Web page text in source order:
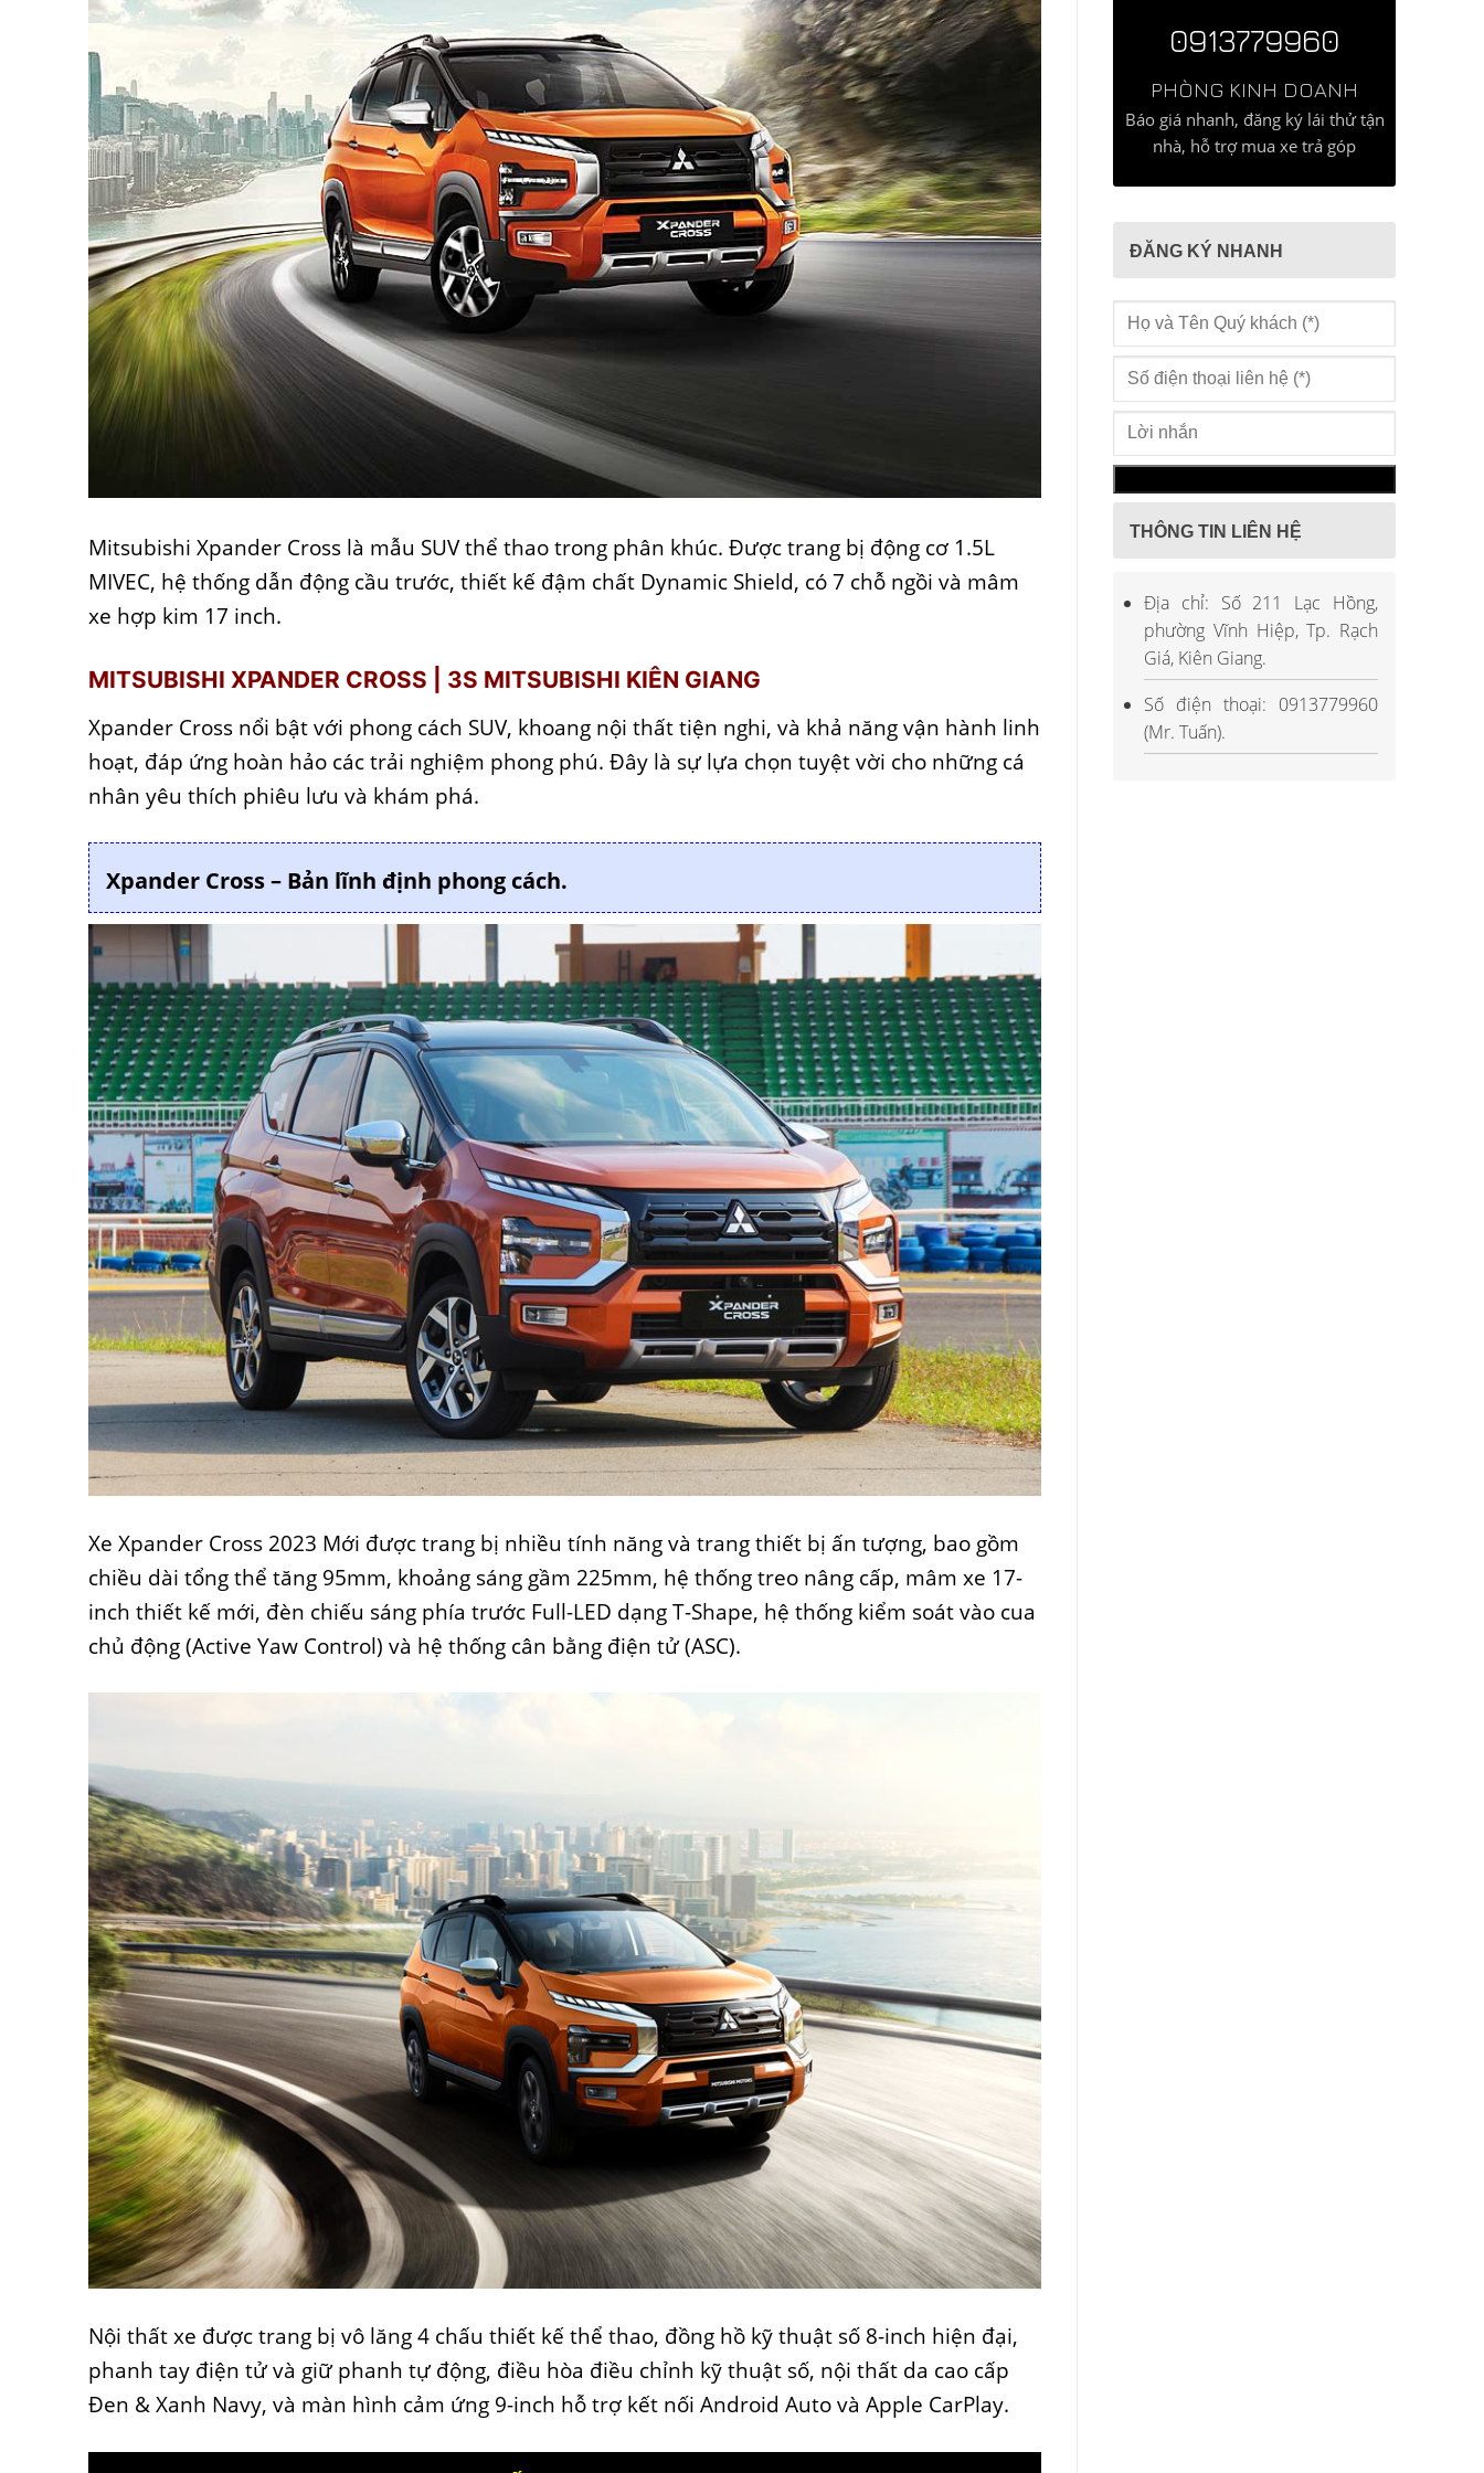
Mitsubishi Xpander Cross là mẫu SUV thể thao trong phân khúc. Được trang bị động cơ 1.5L
MIVEC, hệ thống dẫn động cầu trước, thiết kế đậm chất Dynamic Shield, có 7 chỗ ngồi và mâm
xe hợp kim 17 inch.
MITSUBISHI XPANDER CROSS | 3S MITSUBISHI KIÊN GIANG
Xpander Cross nổi bật với phong cách SUV, khoang nội thất tiện nghi, và khả năng vận hành linh
hoạt, đáp ứng hoàn hảo các trải nghiệm phong phú. Đây là sự lựa chọn tuyệt vời cho những cá
nhân yêu thích phiêu lưu và khám phá.
Xpander Cross – Bản lĩnh định phong cách.
Xe Xpander Cross 2023 Mới được trang bị nhiều tính năng và trang thiết bị ấn tượng, bao gồm
chiều dài tổng thể tăng 95mm, khoảng sáng gầm 225mm, hệ thống treo nâng cấp, mâm xe 17-
inch thiết kế mới, đèn chiếu sáng phía trước Full-LED dạng T-Shape, hệ thống kiểm soát vào cua
chủ động (Active Yaw Control) và hệ thống cân bằng điện tử (ASC).
Nội thất xe được trang bị vô lăng 4 chấu thiết kế thể thao, đồng hồ kỹ thuật số 8-inch hiện đại,
phanh tay điện tử và giữ phanh tự động, điều hòa điều chỉnh kỹ thuật số, nội thất da cao cấp
Đen & Xanh Navy, và màn hình cảm ứng 9-inch hỗ trợ kết nối Android Auto và Apple CarPlay.
0913779960
PHÒNG KINH DOANH
Báo giá nhanh, đăng ký lái thử tận
nhà, hỗ trợ mua xe trả góp
ĐĂNG KÝ NHANH
THÔNG TIN LIÊN HỆ
Địa chỉ: Số 211 Lạc Hồng,
phường Vĩnh Hiệp, Tp. Rạch
Giá, Kiên Giang.
Số điện thoại: 0913779960
(Mr. Tuấn).